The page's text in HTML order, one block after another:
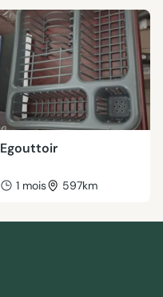
Egouttoir
1 mois 597km